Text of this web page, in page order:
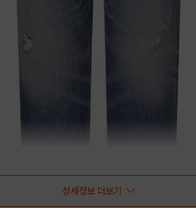
상세정보 더보기